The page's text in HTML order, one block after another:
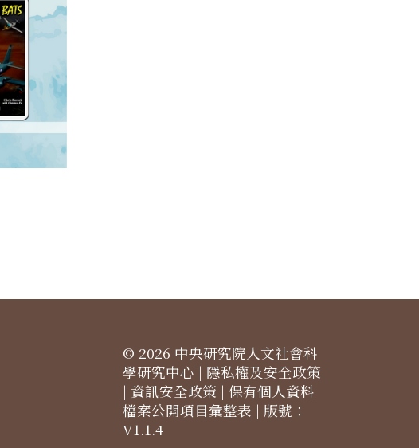
© 2026 中央研究院人文社會科
學研究中心 | 隱私權及安全政策
| 資訊安全政策 | 保有個人資料
檔案公開項目彙整表 | 版號：
V1.1.4